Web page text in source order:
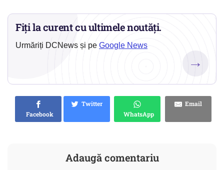
Fiți la curent cu ultimele noutăți.
Urmăriți DCNews și pe Google News
→
Facebook
Twitter
WhatsApp
Email
Adaugă comentariu